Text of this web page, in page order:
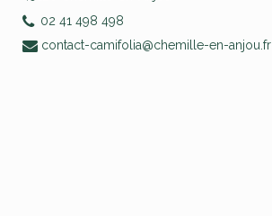
02 41 498 498
contact-camifolia@chemille-en-anjou.fr